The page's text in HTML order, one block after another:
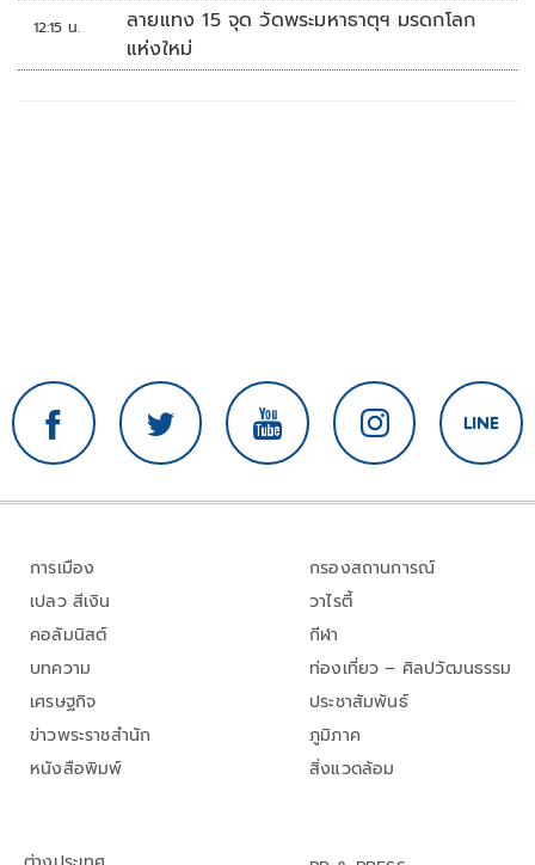
12:15 น.
ลายแทง 15 จุด วัดพระมหาธาตุฯ มรดกโลก
แห่งใหม่
การเมือง
เปลว สีเงิน
คอลัมนิสต์
บทความ
เศรษฐกิจ
ข่าวพระราชสำนัก
หนังสือพิมพ์
กรองสถานการณ์
วาไรตี้
กีฬา
ท่องเที่ยว – ศิลปวัฒนธรรม
ประชาสัมพันธ์
ภูมิภาค
สิ่งแวดล้อม